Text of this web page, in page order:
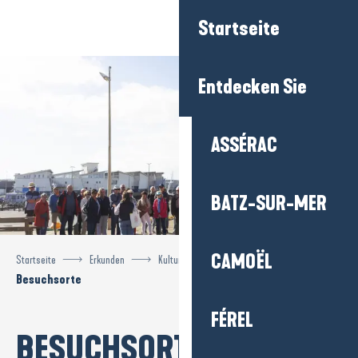
Startseite
Entdecken Sie
ASSÉRAC
BATZ-SUR-MER
CAMOËL
FÉREL
Startseite Erkunden
Kulturerbe und Besichtigungen
Besuchsorte
BESUCHSORTE